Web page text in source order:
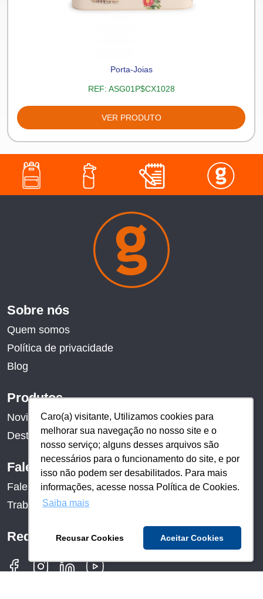
Caro(a) visitante, Utilizamos cookies para
melhorar sua navegação no nosso site e o
nosso serviço; alguns desses arquivos são
necessários para o funcionamento do site, e por
isso não podem ser desabilitados. Para mais
informações, acesse nossa Política de Cookies.
Saiba mais
Recusar Cookies Aceitar Cookies
Caro(a) visitante, Utilizamos cookies para
melhorar sua navegação no nosso site e o
nosso serviço; alguns desses arquivos são
necessários para o funcionamento do site, e por
isso não podem ser desabilitados. Para mais
informações, acesse nossa Política de Cookies.
Saiba mais
Recusar Cookies Aceitar Cookies
Porta-Joias
REF: ASG01P$CX1028
VER PRODUTO
Sobre nós
Quem somos
Política de privacidade
Blog
Produtos
Novidades
Destaques
Fale conosco
Fale conosco
Trabalhe conosco
Redes sociais